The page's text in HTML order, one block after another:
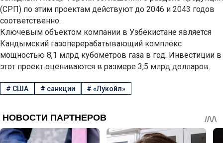
(СРП) по этим проектам действуют до 2046 и 2043 годов
соответственно.
Ключевым объектом компании в Узбекистане является
Кандымский газоперерабатывающий комплекс
мощностью 8,1 млрд кубометров газа в год. Инвестиции в
этот проект оцениваются в размере 3,5 млрд долларов.
# США # санкции #«Лукойл»